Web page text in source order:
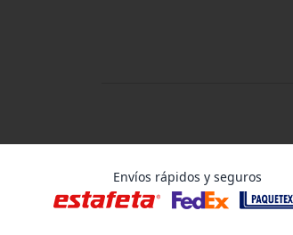
Envíos rápidos y seguros